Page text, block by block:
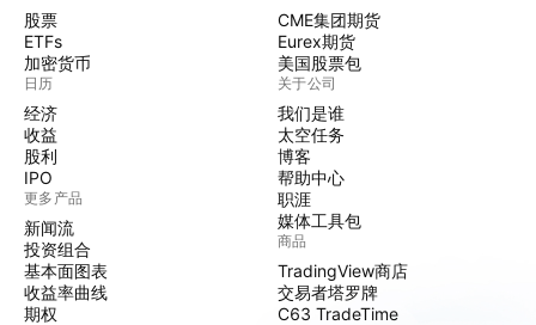
股票
ETFs
加密货币
日历
经济
收益
股利
IPO
更多产品
新闻流
投资组合
基本面图表
收益率曲线
期权
CME集团期货
Eurex期货
美国股票包
关于公司
我们是谁
太空任务
博客
帮助中心
职涯
媒体工具包
商品
TradingView商店
交易者塔罗牌
C63 TradeTime